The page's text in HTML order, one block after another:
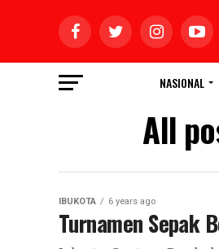
NASIONAL
All
IBUKOTA 6 years ago
Turnamen Sepak